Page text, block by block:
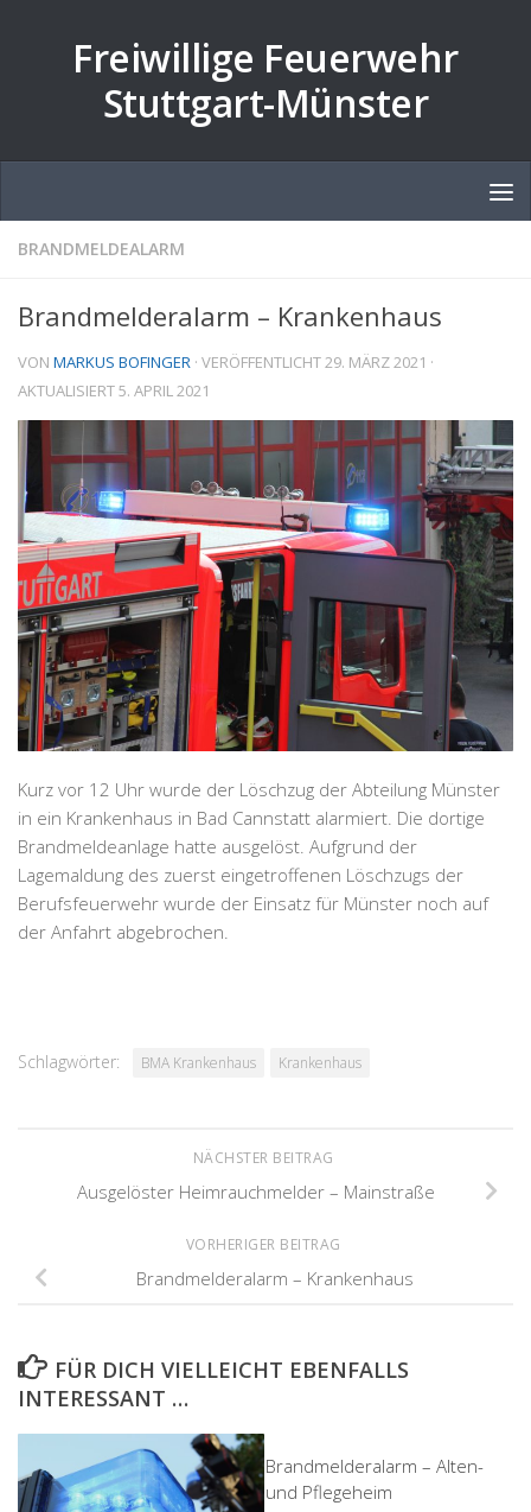
Freiwillige Feuerwehr
Stuttgart-Münster
BRANDMELDEALARM
Brandmelderalarm – Krankenhaus
VON MARKUS BOFINGER · VERÖFFENTLICHT29. MÄRZ 2021 ·
AKTUALISIERT5. APRIL 2021
Kurz vor 12 Uhr wurde der Löschzug der Abteilung Münster
in ein Krankenhaus in Bad Cannstatt alarmiert. Die dortige
Brandmeldeanlage hatte ausgelöst. Aufgrund der
Lagemaldung des zuerst eingetroffenen Löschzugs der
Berufsfeuerwehr wurde der Einsatz für Münster noch auf
der Anfahrt abgebrochen.
Schlagwörter: BMA Krankenhaus Krankenhaus
NÄCHSTER BEITRAG
Ausgelöster Heimrauchmelder – Mainstraße
VORHERIGER BEITRAG
Brandmelderalarm – Krankenhaus
FÜR DICH VIELLEICHT EBENFALLS
INTERESSANT …
Brandmelderalarm – Alten-
und Pflegeheim